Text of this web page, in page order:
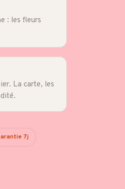
: les fleurs
La carte, les
7j